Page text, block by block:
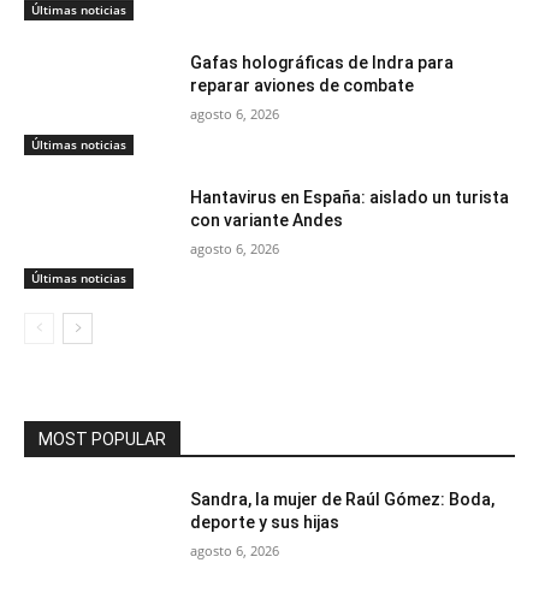
Últimas noticias
Últimas noticias
Gafas holográficas de Indra para
reparar aviones de combate
agosto 6, 2026
Últimas noticias
Hantavirus en España: aislado un turista
con variante Andes
agosto 6, 2026
MOST POPULAR
Sandra, la mujer de Raúl Gómez: Boda,
deporte y sus hijas
agosto 6, 2026